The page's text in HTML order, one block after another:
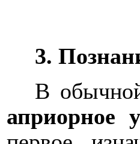
3.
В
априорное